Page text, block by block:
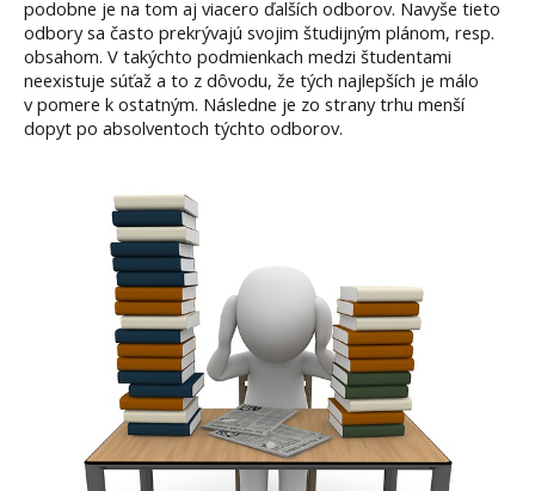
podobne je na tom aj viacero ďalších odborov. Navyše tieto
odbory sa často prekrývajú svojim študijným plánom, resp.
obsahom. V takýchto podmienkach medzi študentami
neexistuje súťaž a to z dôvodu, že tých najlepších je málo
v pomere k ostatným. Následne je zo strany trhu menší
dopyt po absolventoch týchto odborov.